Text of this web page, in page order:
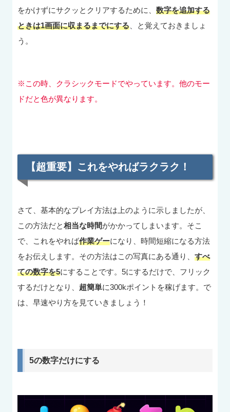
をかけずにサクッとクリアするために、 数字を追加する
ときは1画面に収まるまでにする 、と覚えておきましょ
う。
※この時、クラシックモードでやっています。他のモー
ドだと色が異なります。
【超重要】これをやればラクラク！
さて、基本的なプレイ方法は上のように示しましたが、
この方法だと相当な時間がかかってしまいます。そこ
で、これをやれば作業ゲーになり、時間短縮になる方法
をお伝えします。その方法はこの写真にある通り、 すべ
ての数字を5にすることです。5にするだけで、フリック
するだけとなり、 超簡単に300kポイントを稼げます。で
は、早速やり方を見ていきましょう！
5の数字だけにする